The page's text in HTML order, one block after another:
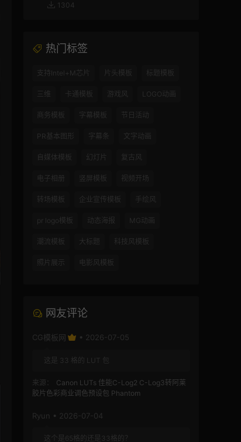
1304
热门标签
支持Intel+M芯片 片头模板 标题模板
三维 卡通模板 游戏风 LOGO动画
商务模板 字幕模板 节日活动
PR基本图形 字幕条 文字动画
自媒体模板 幻灯片 复古风
电子相册 竖屏模板 视频开场
转场模板 企业宣传模板 手绘风
pr logo模板 动态海报 MG动画
潮流模板 大标题 科技风模板
照片展示 电影风模板
网友评论
CG模板网 • 2026-07-05
这是 33 格的 LUT 包
来源：
Canon LUTs 佳能C-Log2 C-Log3转阿莱
胶片色彩商业调色预设包 Phantom
Ryun • 2026-07-04
这个是65格的还是33格的？